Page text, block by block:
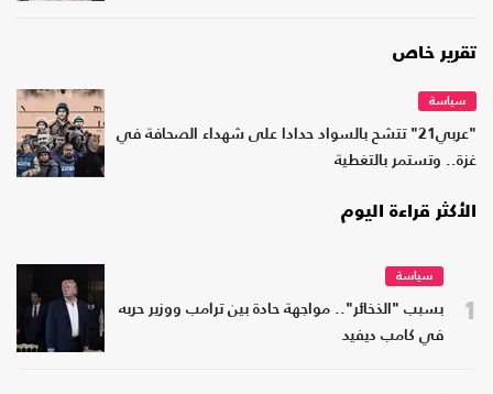
تقرير خاص
سياسة
"عربي21" تتشح بالسواد حدادا على شهداء الصحافة في
غزة.. وتستمر بالتغطية
الأكثر قراءة اليوم
1
سياسة
بسبب "الذخائر".. مواجهة حادة بين ترامب ووزير حربه
في كامب ديفيد